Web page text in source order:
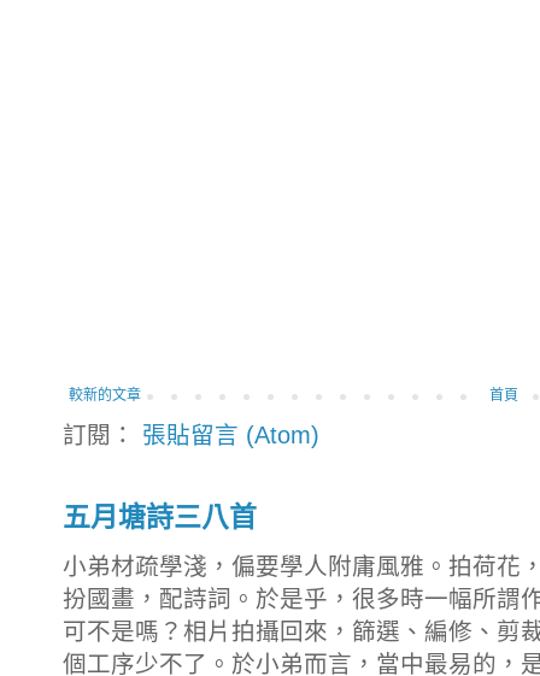
較新的文章 首頁
訂閱： 張貼留言 (Atom)
五月塘詩三八首
小弟材疏學淺，偏要學人附庸風雅。拍荷花
扮國畫，配詩詞。於是乎，很多時一幅所謂
可不是嗎？相片拍攝回來，篩選、編修、剪
個工序少不了。於小弟而言，當中最易的，